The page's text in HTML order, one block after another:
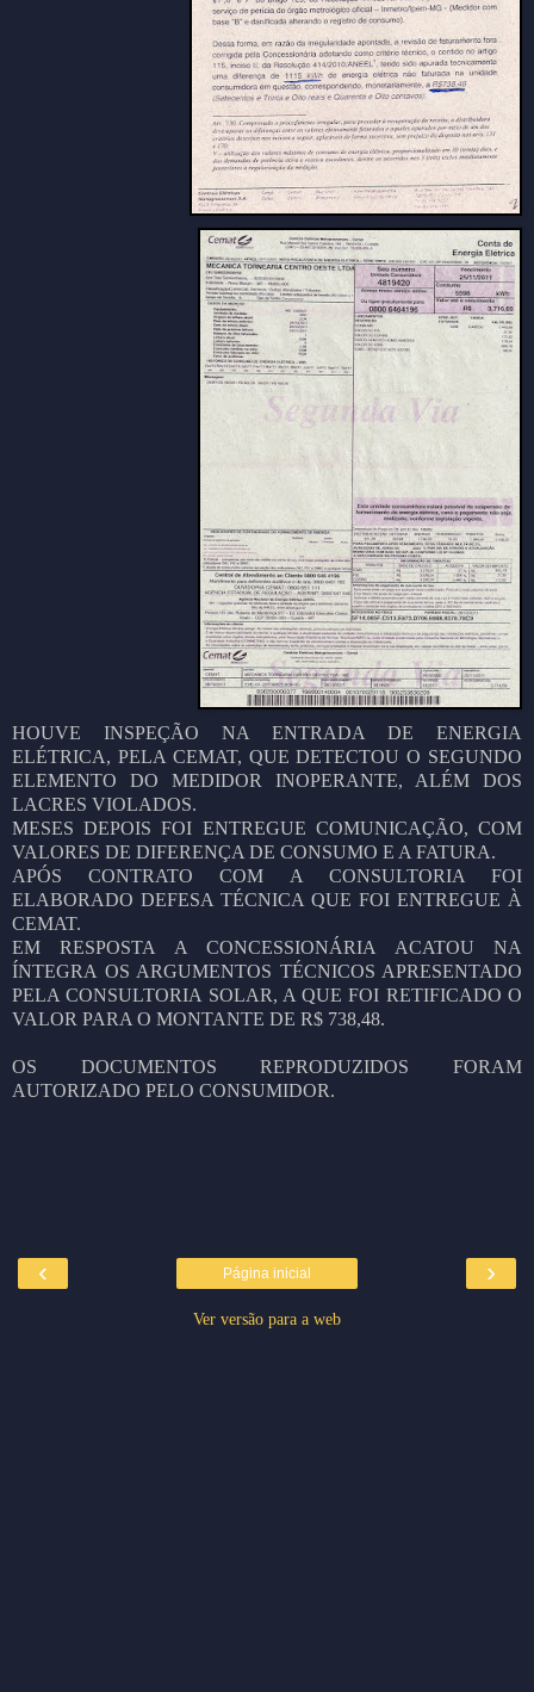
HOUVE INSPEÇÃO NA ENTRADA DE ENERGIA
ELÉTRICA, PELA CEMAT, QUE DETECTOU O SEGUNDO
ELEMENTO DO MEDIDOR INOPERANTE, ALÉM DOS
LACRES VIOLADOS.
MESES DEPOIS FOI ENTREGUE COMUNICAÇÃO, COM
VALORES DE DIFERENÇA DE CONSUMO E A FATURA.
APÓS CONTRATO COM A CONSULTORIA FOI
ELABORADO DEFESA TÉCNICA QUE FOI ENTREGUE À
CEMAT.
EM RESPOSTA A CONCESSIONÁRIA ACATOU NA
ÍNTEGRA OS ARGUMENTOS TÉCNICOS APRESENTADO
PELA CONSULTORIA SOLAR, A QUE FOI RETIFICADO O
VALOR PARA O MONTANTE DE R$ 738,48.
OS DOCUMENTOS REPRODUZIDOS FORAM
AUTORIZADO PELO CONSUMIDOR.
‹ ›
Página inicial
Ver versão para a web